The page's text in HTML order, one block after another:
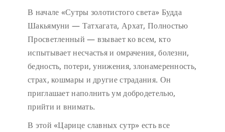
В начале «Сутры золотистого света» Будда
Шакьямуни — Татхагата, Архат, Полностью
Просветленный — взывает ко всем, кто
испытывает несчастья и омрачения, болезни,
бедность, потери, унижения, злонамеренность,
страх, кошмары и другие страдания. Он
приглашает наполнить ум добродетелью,
прийти и внимать.
В этой «Царице славных сутр» есть все